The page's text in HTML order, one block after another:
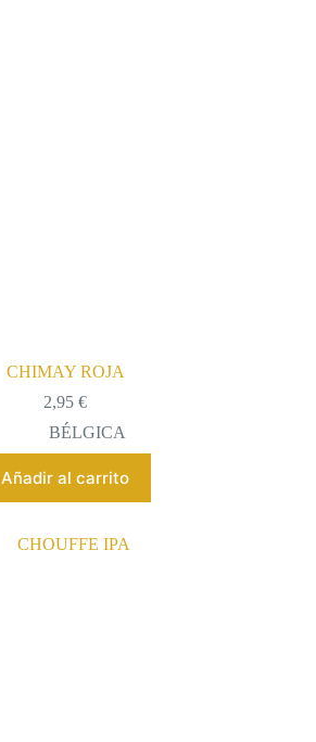
CHIMAY ROJA
2,95€
BÉLGICA
Añadir al carrito